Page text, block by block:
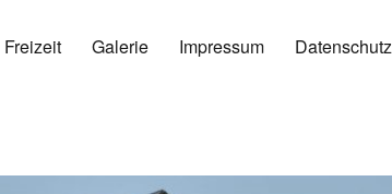
Freizeit Galerie Impressum Datenschutz